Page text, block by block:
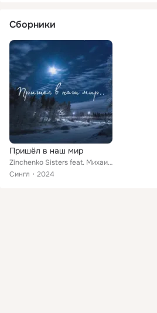
Сборники
Пришёл в наш мир
Zinchenko Sisters feat. Михаил Шумейко
Сингл
2024